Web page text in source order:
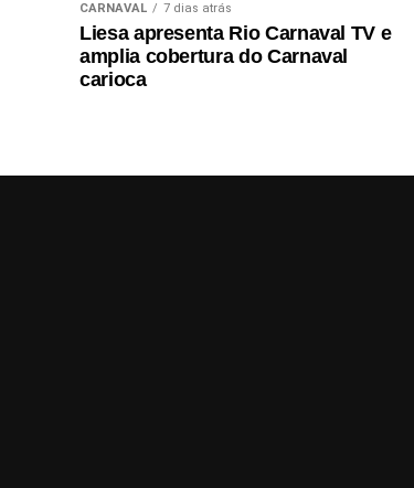
CARNAVAL 7 dias atrás
Liesa apresenta Rio Carnaval TV e
amplia cobertura do Carnaval
carioca